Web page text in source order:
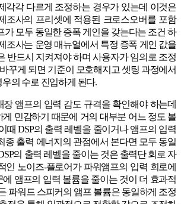
각각 다르게 조정하는 경우가 있는데 이것은
조사의 프리셋에 적용된 크로스오버를 포함
가 모두 동일한 증폭 게인을 갖는다는 조건 하
조사는 운영 매뉴얼에서 특정 증폭 게인 값을
반드시 지켜져야 하며 사용자가 임의로 조정
꾸게 되면 기준이 모호해지고 셋팅 과정에서
의 수로 진입하게 된다.
앰프의 입력 감도 규격을 확인해야 하는데
민감하기 때문에 거의 대부분 어느 정도 볼
때 DSP의 출력 레벨을 줄이거나 앰프의 입력
종 출력 에너지의 관점에서 본다면 모두 동일
의 출력 레벨을 줄이는 것은 출력단 회로 자
인 노이즈-플로어가 파워앰프의 입력 회로에
에 앰프의 입력 볼륨을 줄이는 것이 더 효과적
파워드 스피커의 앰프 볼륨은 동일하게 조정